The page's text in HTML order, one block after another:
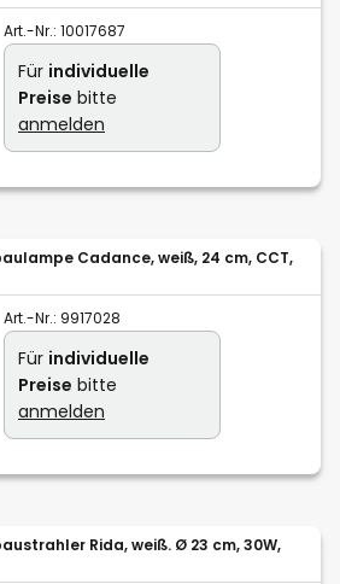
Art.-Nr.: 10017687
Für individuelle
Preise bitte
anmelden
Cadance, weiß, 24 cm, CCT,
Art.-Nr.: 9917028
Für individuelle
Preise bitte
anmelden
Rida, weiß. Ø 23 cm, 30W,